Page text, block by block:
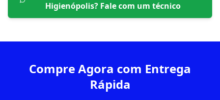
Higienópolis? Fale com um técnico
Compre Agora com Entrega
Rápida